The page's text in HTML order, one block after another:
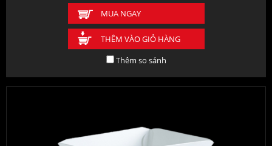
MUA NGAY
THÊM VÀO GIỎ HÀNG
Thêm so sánh